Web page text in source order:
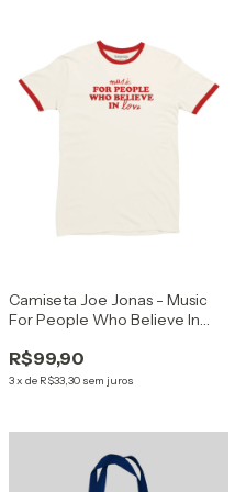
Camiseta Joe Jonas - Music
For People Who Believe In
R$99,90
3x de R$33,30 sem juros